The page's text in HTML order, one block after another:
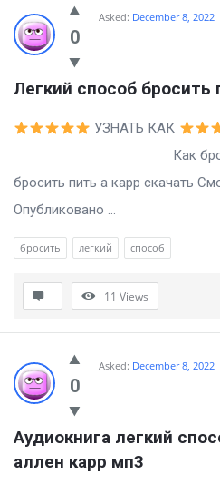
0
Asked: December 8, 2022
Легкий способ бросить
УЗНАТЬ КАК
Как бросить
бросить пить а карр скачать
Опубликовано ...
бросить легкий способ
11 Views
0
Asked: December 8, 2022
Аудиокнига легкий
аллен карр мп3